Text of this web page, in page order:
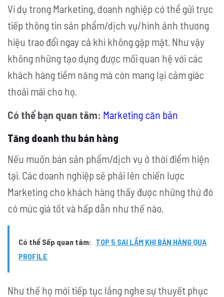
Ví dụ trong Marketing, doanh nghiệp có thể gửi trực
tiếp thông tin sản phẩm/dịch vụ/hình ảnh thương
hiệu trao đổi ngay cả khi không gặp mặt. Như vậy
không những tạo dựng được mối quan hệ với các
khách hàng tiềm năng mà còn mang lại cảm giác
thoải mái cho họ.
Có thể bạn quan tâm: Marketing căn bản
Tăng doanh thu bán hàng
Nếu muốn bán sản phẩm/dịch vụ ở thời điểm hiện
tại. Các doanh nghiệp sẽ phải lên chiến lược
Marketing cho khách hàng thấy được những thứ đó
có mức giá tốt và hấp dẫn như thế nào.
Có thể Sếp quan tâm: TOP 5 SAI LẦM KHI BÁN HÀNG QUA
PROFILE
Như thế họ mới tiếp tục lắng nghe sự thuyết phục